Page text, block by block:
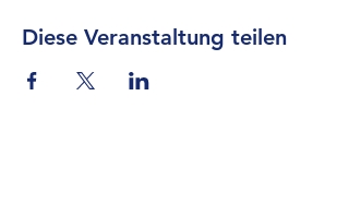
Diese Veranstaltung teilen